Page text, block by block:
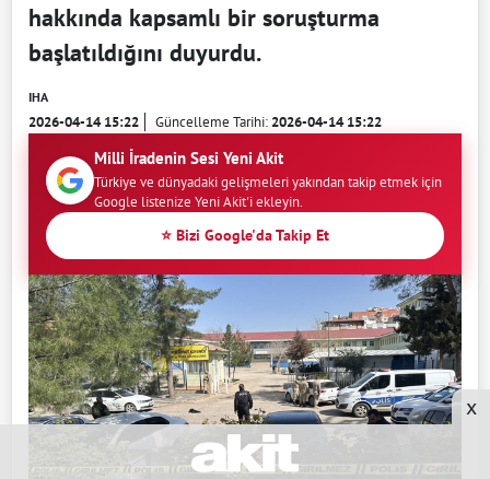
hakkında kapsamlı bir soruşturma
başlatıldığını duyurdu.
IHA
2026-04-14 15:22 Güncelleme Tarihi:2026-04-14 15:22
Milli İradenin Sesi Yeni Akit
Türkiye ve dünyadaki gelişmeleri yakından takip etmek için
Google listenize Yeni Akit'i ekleyin.
⭐ Bizi Google'da Takip Et
x